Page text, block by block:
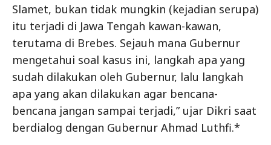
Slamet, bukan tidak mungkin (kejadian serupa)
itu terjadi di Jawa Tengah kawan-kawan,
terutama di Brebes. Sejauh mana Gubernur
mengetahui soal kasus ini, langkah apa yang
sudah dilakukan oleh Gubernur, lalu langkah
apa yang akan dilakukan agar bencana-
bencana jangan sampai terjadi,” ujar Dikri saat
berdialog dengan Gubernur Ahmad Luthfi.*